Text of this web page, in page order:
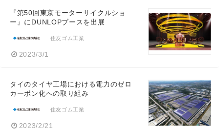
『第50回東京モーターサイクルショ
ー』にDUNLOPブースを出展
住友ゴム工業
2023/3/1
タイのタイヤ工場における電力のゼロ
カーボン化への取り組み
住友ゴム工業
2023/2/21